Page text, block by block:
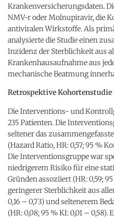
Krankenversicherungsdaten.
NMV-r oder Molnupiravir, die
antiviralen Wirkstoffe. Als
analysierte die Studie einen
Inzidenz der Sterblichkeit aus
Krankenhausaufnahme aus
mechanische Beatmung
Retrospektive Kohortenstudie
Die Interventions- und
235 Patienten. Die
seltener das
(Hazard Ratio, HR: 0,57; 95 %
Die Interventionsgruppe war
niedrigerem Risiko für eine
Gründen assoziiert (HR: 0,59;
geringerer Sterblichkeit aus
0,16 – 0,73) und seltenerem
(HR: 0,08; 95 % KI: 0,01 –